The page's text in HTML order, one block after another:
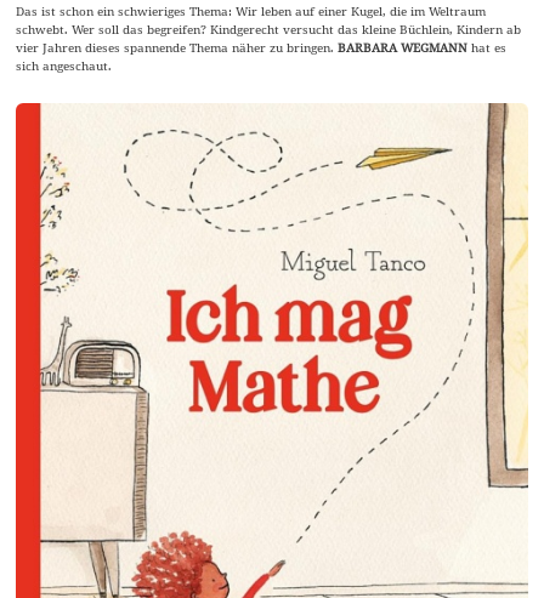
Das ist schon ein schwieriges Thema: Wir leben auf einer Kugel, die im Weltraum
schwebt. Wer soll das begreifen? Kindgerecht versucht das kleine Büchlein, Kindern ab
vier Jahren dieses spannende Thema näher zu bringen.BARBARA WEGMANNhat es
sich angeschaut.